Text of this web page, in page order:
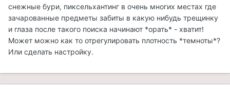
снежные бури, пиксельхантинг в очень многих местах где
зачарованные предметы забиты в какую нибудь трещинку
и глаза после такого поиска начинают *орать* - хватит!
Может можно как то отрегулировать плотность *темноты*?
Или сделать настройку.